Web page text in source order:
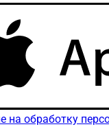
на обработку